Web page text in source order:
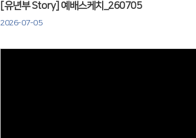
[유년부 Story] 예배스케치_260705
2026-07-05